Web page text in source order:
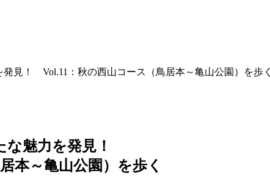
発見！ Vol.11：秋の西山コース（鳥居本～亀山公園）を歩く
な魅力を発見！
本～亀山公園）を歩く